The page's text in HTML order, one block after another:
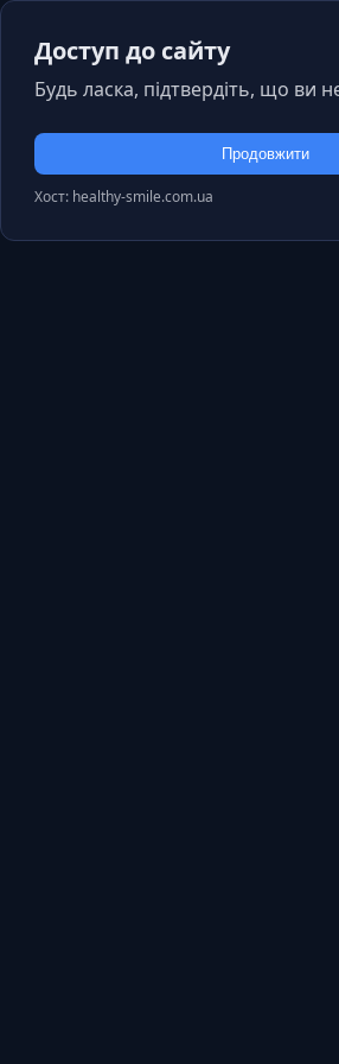
Доступ до сайту
Будь ласка, підтвердіть, що ви
Продовжити
Хост: healthy-smile.com.ua